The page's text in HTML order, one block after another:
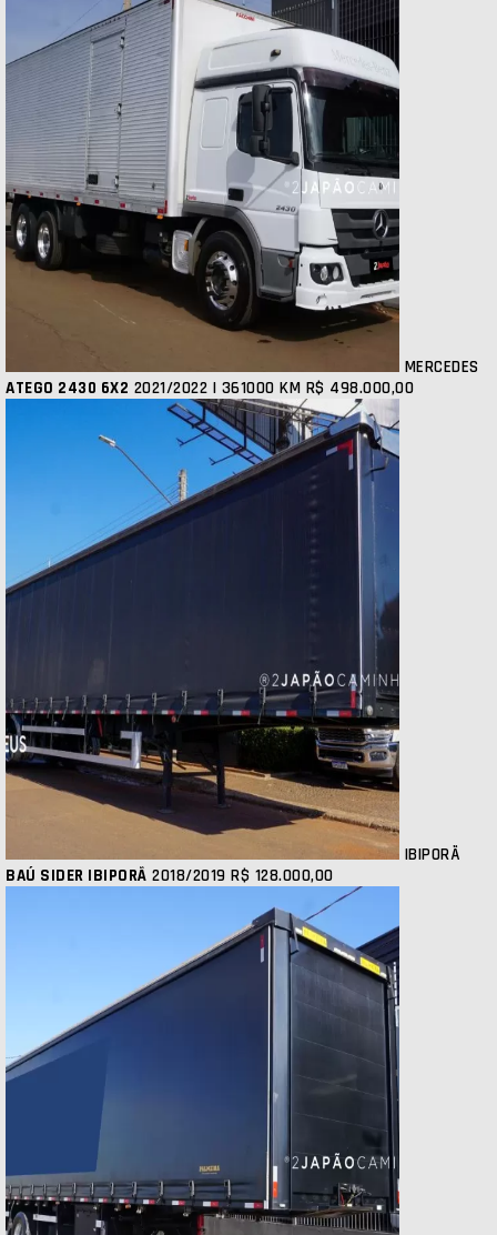
MERCEDES
ATEGO 2430 6X2 2021/2022 | 361000 KM R$ 498.000,00
IBIPORÃ
BAÚ SIDER IBIPORÃ 2018/2019 R$ 128.000,00